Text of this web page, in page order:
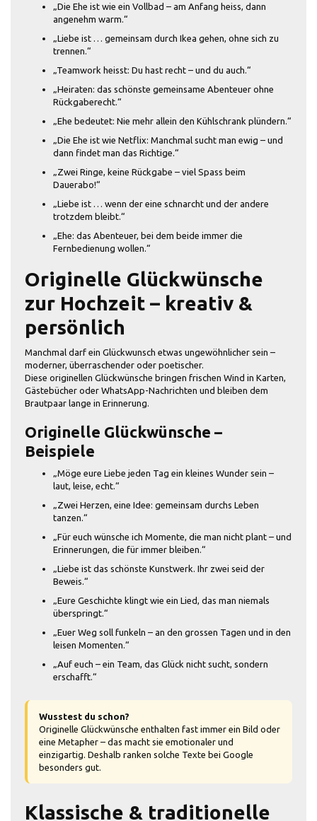
„Die Ehe ist wie ein Vollbad – am Anfang heiss, dann
angenehm warm.“
„Liebe ist … gemeinsam durch Ikea gehen, ohne sich zu
trennen.“
„Teamwork heisst: Du hast recht – und du auch.“
„Heiraten: das schönste gemeinsame Abenteuer ohne
Rückgaberecht.“
„Ehe bedeutet: Nie mehr allein den Kühlschrank plündern.“
„Die Ehe ist wie Netflix: Manchmal sucht man ewig – und
dann findet man das Richtige.“
„Zwei Ringe, keine Rückgabe – viel Spass beim
Dauerabo!“
„Liebe ist … wenn der eine schnarcht und der andere
trotzdem bleibt.“
„Ehe: das Abenteuer, bei dem beide immer die
Fernbedienung wollen.“
Originelle Glückwünsche
zur Hochzeit – kreativ &
persönlich
Manchmal darf ein Glückwunsch etwas ungewöhnlicher sein –
moderner, überraschender oder poetischer.
Diese originellen Glückwünsche bringen frischen Wind in Karten,
Gästebücher oder WhatsApp-Nachrichten und bleiben dem
Brautpaar lange in Erinnerung.
Originelle Glückwünsche –
Beispiele
„Möge eure Liebe jeden Tag ein kleines Wunder sein –
laut, leise, echt.“
„Zwei Herzen, eine Idee: gemeinsam durchs Leben
tanzen.“
„Für euch wünsche ich Momente, die man nicht plant – und
Erinnerungen, die für immer bleiben.“
„Liebe ist das schönste Kunstwerk. Ihr zwei seid der
Beweis.“
„Eure Geschichte klingt wie ein Lied, das man niemals
überspringt.“
„Euer Weg soll funkeln – an den grossen Tagen und in den
leisen Momenten.“
„Auf euch – ein Team, das Glück nicht sucht, sondern
erschafft.“
Wusstest du schon?
Originelle Glückwünsche enthalten fast immer ein Bild oder
eine Metapher – das macht sie emotionaler und
einzigartig. Deshalb ranken solche Texte bei Google
besonders gut.
Klassische & traditionelle